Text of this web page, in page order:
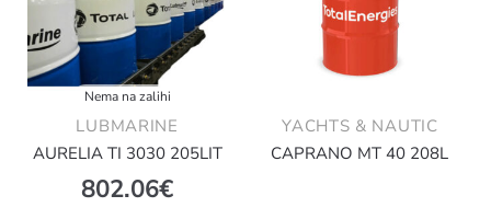
Nema na zalihi
LUBMARINE
AURELIA TI 3030 205LIT
802.06€
YACHTS & NAUTIC
CAPRANO MT 40 208L